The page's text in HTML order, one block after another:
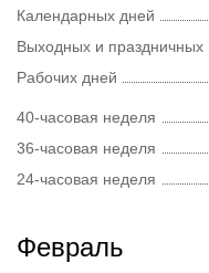
Календарных дней
Выходных и праздничных
Рабочих дней
40-часовая неделя
36-часовая неделя
24-часовая неделя
Февраль